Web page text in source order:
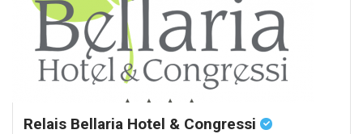
Relais Bellaria Hotel & Congressi